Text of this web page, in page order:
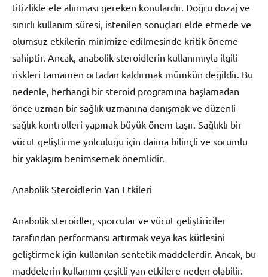
titizlikle ele alınması gereken konulardır. Doğru dozaj ve
sınırlı kullanım süresi, istenilen sonuçları elde etmede ve
olumsuz etkilerin minimize edilmesinde kritik öneme
sahiptir. Ancak, anabolik steroidlerin kullanımıyla ilgili
riskleri tamamen ortadan kaldırmak mümkün değildir. Bu
nedenle, herhangi bir steroid programına başlamadan
önce uzman bir sağlık uzmanına danışmak ve düzenli
sağlık kontrolleri yapmak büyük önem taşır. Sağlıklı bir
vücut geliştirme yolculuğu için daima bilinçli ve sorumlu
bir yaklaşım benimsemek önemlidir.
Anabolik Steroidlerin Yan Etkileri
Anabolik steroidler, sporcular ve vücut geliştiriciler
tarafından performansı artırmak veya kas kütlesini
geliştirmek için kullanılan sentetik maddelerdir. Ancak, bu
maddelerin kullanımı çeşitli yan etkilere neden olabilir.